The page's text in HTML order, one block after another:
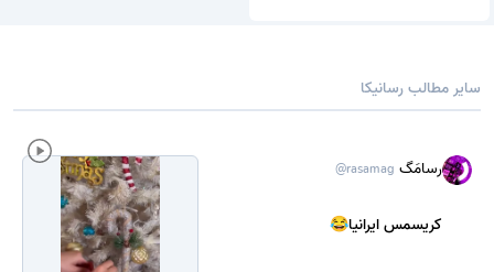
سایر مطالب رسانیکا
رسامَگ @rasamag
کریسمس ایرانیا😂